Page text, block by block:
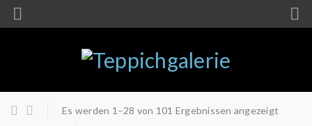
Es werden 1–28 von 101 Ergebnissen angezeigt